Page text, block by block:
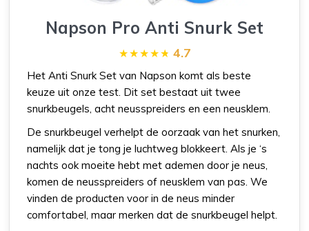
Napson Pro Anti Snurk Set
4.7
Het Anti Snurk Set van Napson komt als beste
keuze uit onze test. Dit set bestaat uit twee
snurkbeugels, acht neusspreiders en een neusklem.
De snurkbeugel verhelpt de oorzaak van het snurken,
namelijk dat je tong je luchtweg blokkeert. Als je ‘s
nachts ook moeite hebt met ademen door je neus,
komen de neusspreiders of neusklem van pas. We
vinden de producten voor in de neus minder
comfortabel, maar merken dat de snurkbeugel helpt.